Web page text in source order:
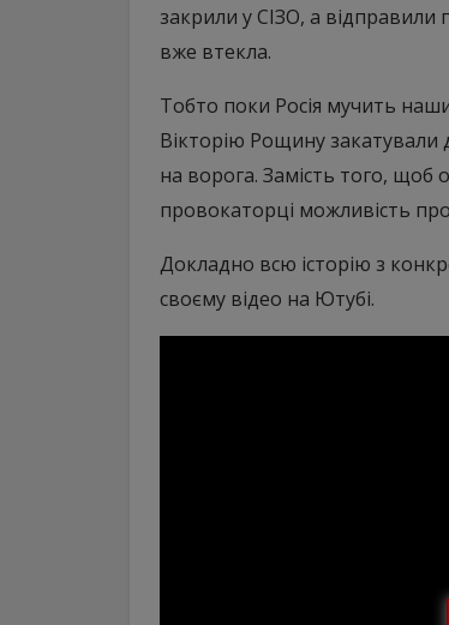
закрили у СІЗО, а
вже втекла.
Тобто поки Росія мучить
Вікторію Рощину закатували
на ворога. Замість того, щоб
провокаторці можливість
Докладно всю історію з
своєму відео на Ютубі.